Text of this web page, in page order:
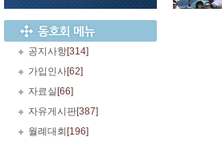
공지사항[314]
가입인사[62]
자료실 [66]
자유게시판[387]
월례대회 [196]